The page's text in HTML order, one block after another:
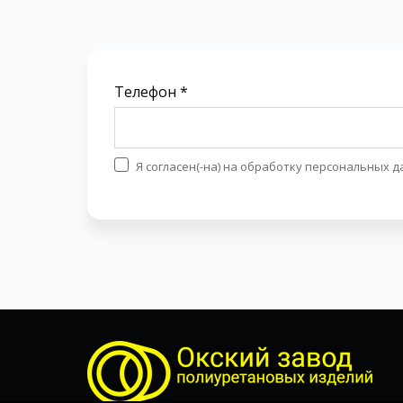
Телефон *
Я согласен(-на) на обработку персональных